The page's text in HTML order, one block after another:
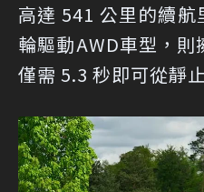
高達 541 公里的續
輪驅動AWD車型，則
僅需 5.3 秒即可從靜